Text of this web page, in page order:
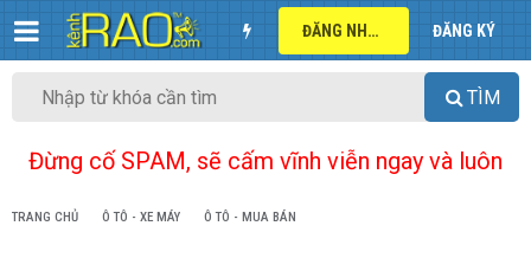
ĐĂNG NHẬP ĐĂNG KÝ
TÌM
Đừng cố SPAM, sẽ cấm vĩnh viễn ngay và luôn
TRANG CHỦ Ô TÔ - XE MÁY Ô TÔ - MUA BÁN